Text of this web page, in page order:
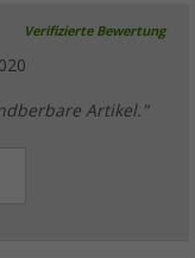
Verifizierte Bewertung
Artikel."